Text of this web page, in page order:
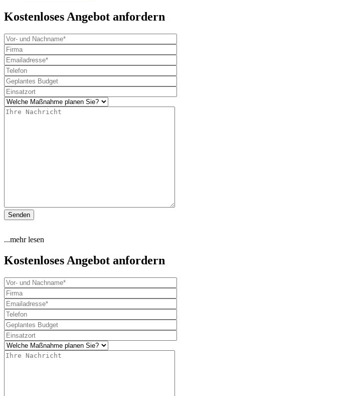
Kostenloses Angebot anfordern
...mehr lesen
Kostenloses Angebot anfordern